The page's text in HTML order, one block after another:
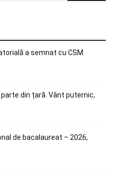
a semnat cu CSM
din țară. Vânt puternic,
de bacalaureat – 2026,